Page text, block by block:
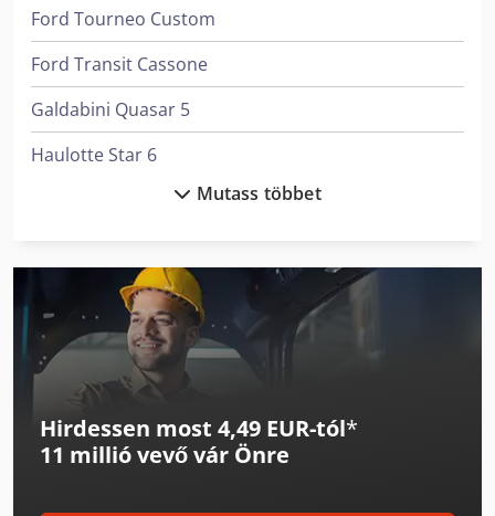
Ford Tourneo Custom
Ford Transit Cassone
Galdabini Quasar 5
Haulotte Star 6
Iveco Eurocargo 75
Mercedes-Benz Citaro
Mitsubishi Canter
Neoplan Starliner
Nissan Atleon
Mutass többet
Hirdessen most 4,49 EUR-tól*
11 millió vevővár Önre